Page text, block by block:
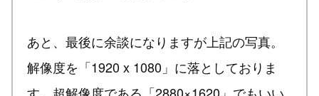
あと、最後に余談になりますが上記の写真。
解像度を「1920 x 1080」に落としておりま